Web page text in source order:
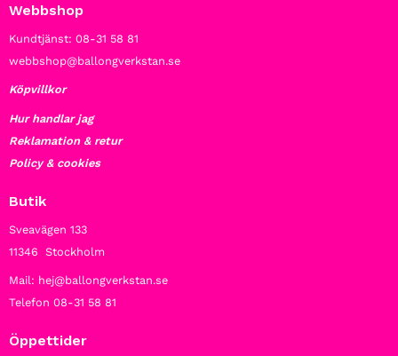
Webbshop
Kundtjänst: 08-31 58 81
webbshop@ballongverkstan.se
Köpvillkor
Hur handlar jag
Reklamation & retur
Policy & cookies
Butik
Sveavägen 133
11346 Stockholm
Mail: hej@ballongverkstan.se
Telefon 08-31 58 81
Öppettider